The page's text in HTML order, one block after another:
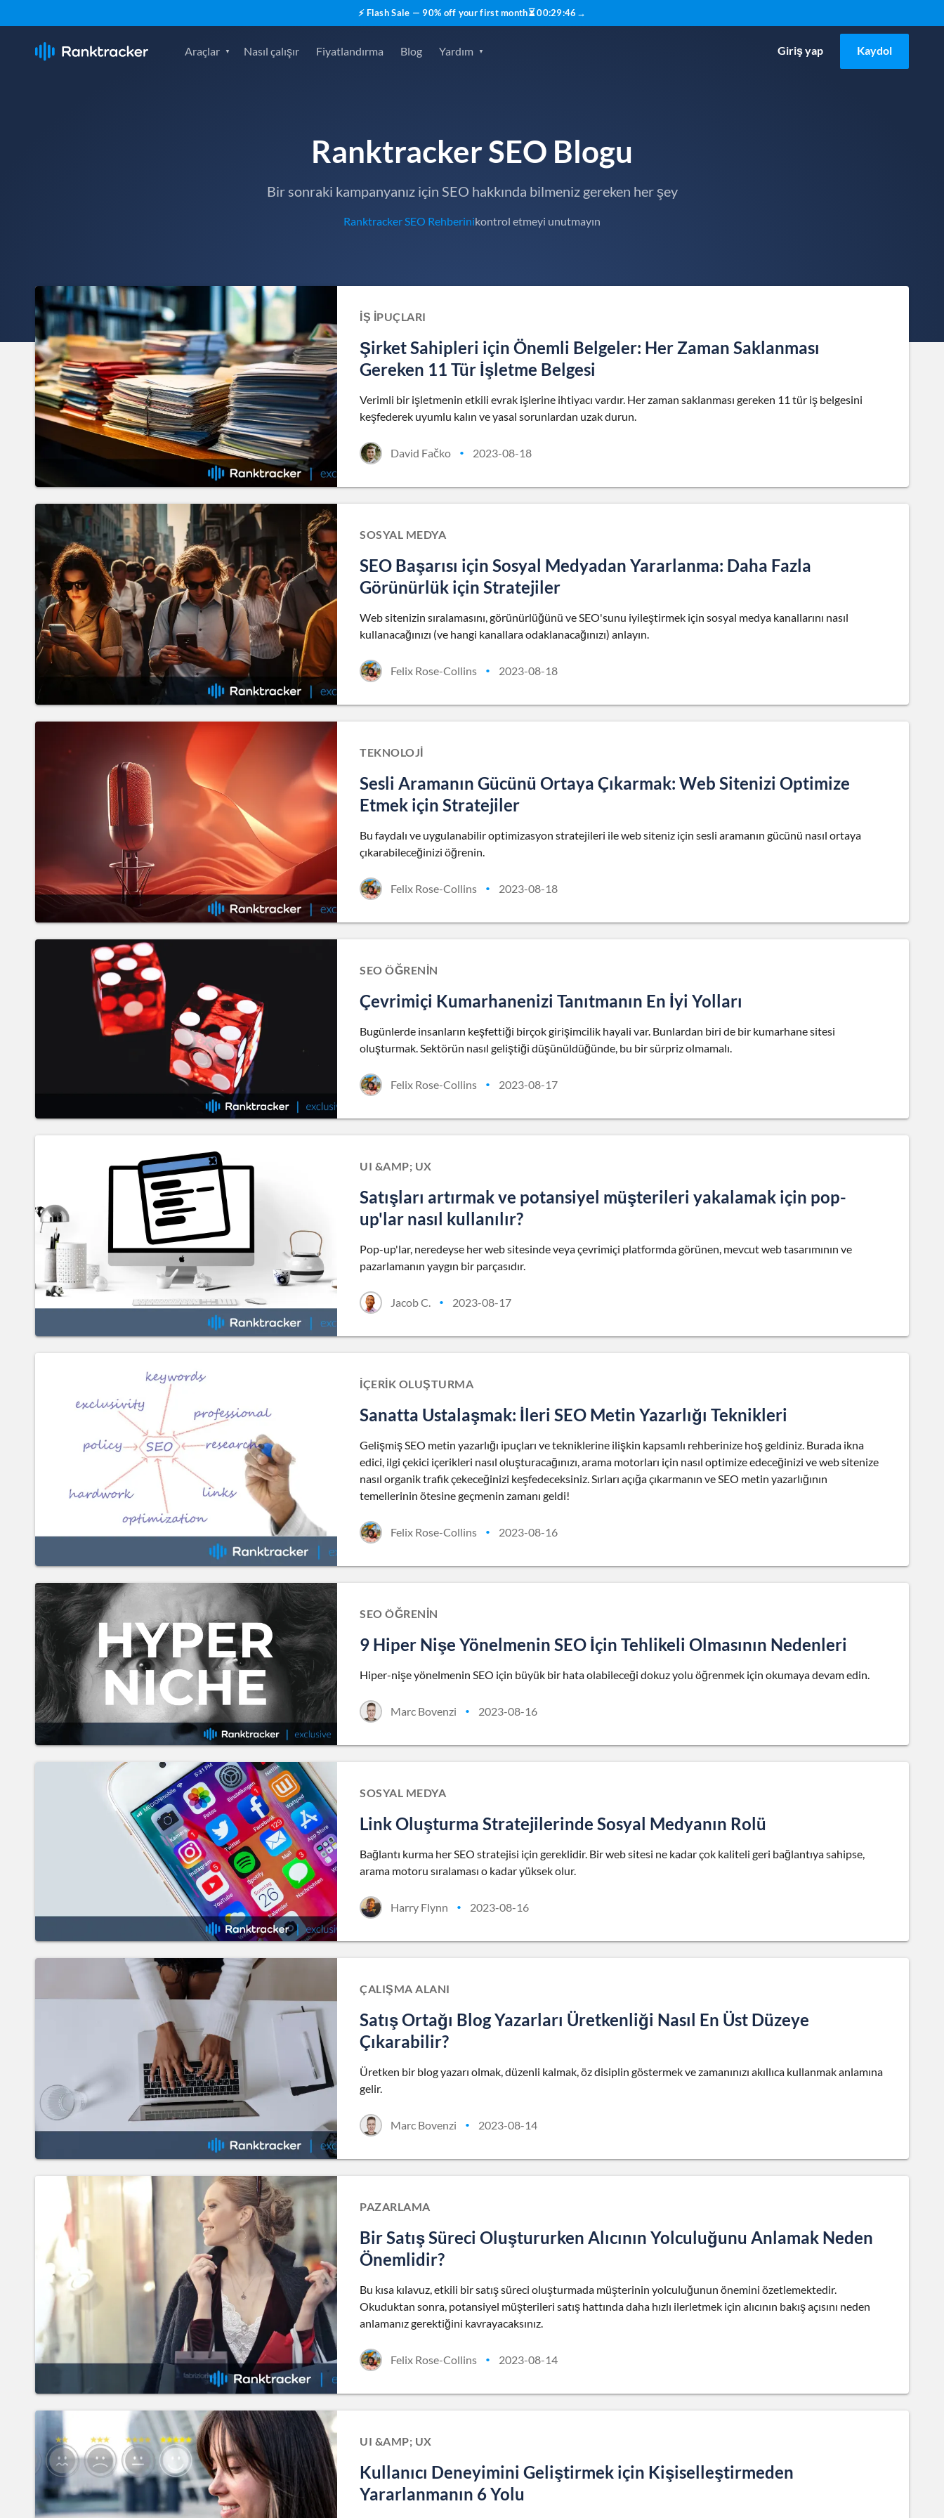
⚡ Flash Sale — 90% off your first month⏳00:29:45 →
Araçlar Nasıl çalışır Fiyatlandırma Blog Yardım Giriş yap Kaydol
Ranktracker SEO Blogu
Bir sonraki kampanyanız için SEO hakkında bilmeniz gereken her şey
Ranktracker SEO Rehberinikontrol etmeyi unutmayın
İŞ İPUÇLARI
Şirket Sahipleri için Önemli Belgeler: Her Zaman Saklanması
Gereken 11 Tür İşletme Belgesi
Verimli bir işletmenin etkili evrak işlerine ihtiyacı vardır. Her zaman saklanması gereken 11 tür iş belgesini
keşfederek uyumlu kalın ve yasal sorunlardan uzak durun.
David Fačko • 2023-08-18
SOSYAL MEDYA
SEO Başarısı için Sosyal Medyadan Yararlanma: Daha Fazla
Görünürlük için Stratejiler
Web sitenizin sıralamasını, görünürlüğünü ve SEO'sunu iyileştirmek için sosyal medya kanallarını nasıl
kullanacağınızı (ve hangi kanallara odaklanacağınızı) anlayın.
Felix Rose-Collins • 2023-08-18
TEKNOLOJI
Sesli Aramanın Gücünü Ortaya Çıkarmak: Web Sitenizi Optimize
Etmek için Stratejiler
Bu faydalı ve uygulanabilir optimizasyon stratejileri ile web siteniz için sesli aramanın gücünü nasıl ortaya
çıkarabileceğinizi öğrenin.
Felix Rose-Collins • 2023-08-18
SEO ÖĞRENIN
Çevrimiçi Kumarhanenizi Tanıtmanın En İyi Yolları
Bugünlerde insanların keşfettiği birçok girişimcilik hayali var. Bunlardan biri de bir kumarhane sitesi
oluşturmak. Sektörün nasıl geliştiği düşünüldüğünde, bu bir sürpriz olmamalı.
Felix Rose-Collins • 2023-08-17
UI &AMP; UX
Satışları artırmak ve potansiyel müşterileri yakalamak için pop-
up'lar nasıl kullanılır?
Pop-up'lar, neredeyse her web sitesinde veya çevrimiçi platformda görünen, mevcut web tasarımının ve
pazarlamanın yaygın bir parçasıdır.
Jacob C. • 2023-08-17
İÇERIK OLUŞTURMA
Sanatta Ustalaşmak: İleri SEO Metin Yazarlığı Teknikleri
Gelişmiş SEO metin yazarlığı ipuçları ve tekniklerine ilişkin kapsamlı rehberinize hoş geldiniz. Burada ikna
edici, ilgi çekici içerikleri nasıl oluşturacağınızı, arama motorları için nasıl optimize edeceğinizi ve web sitenize
nasıl organik trafik çekeceğinizi keşfedeceksiniz. Sırları açığa çıkarmanın ve SEO metin yazarlığının
temellerinin ötesine geçmenin zamanı geldi!
Felix Rose-Collins • 2023-08-16
SEO ÖĞRENIN
9 Hiper Nişe Yönelmenin SEO İçin Tehlikeli Olmasının Nedenleri
Hiper-nişe yönelmenin SEO için büyük bir hata olabileceği dokuz yolu öğrenmek için okumaya devam edin.
Marc Bovenzi • 2023-08-16
SOSYAL MEDYA
Link Oluşturma Stratejilerinde Sosyal Medyanın Rolü
Bağlantı kurma her SEO stratejisi için gereklidir. Bir web sitesi ne kadar çok kaliteli geri bağlantıya sahipse,
arama motoru sıralaması o kadar yüksek olur.
Harry Flynn • 2023-08-16
ÇALIŞMA ALANI
Satış Ortağı Blog Yazarları Üretkenliği Nasıl En Üst Düzeye
Çıkarabilir?
Üretken bir blog yazarı olmak, düzenli kalmak, öz disiplin göstermek ve zamanınızı akıllıca kullanmak anlamına
gelir.
Marc Bovenzi • 2023-08-14
PAZARLAMA
Bir Satış Süreci Oluştururken Alıcının Yolculuğunu Anlamak Neden
Önemlidir?
Bu kısa kılavuz, etkili bir satış süreci oluşturmada müşterinin yolculuğunun önemini özetlemektedir.
Okuduktan sonra, potansiyel müşterileri satış hattında daha hızlı ilerletmek için alıcının bakış açısını neden
anlamanız gerektiğini kavrayacaksınız.
Felix Rose-Collins • 2023-08-14
UI &AMP; UX
Kullanıcı Deneyimini Geliştirmek için Kişiselleştirmeden
Yararlanmanın 6 Yolu